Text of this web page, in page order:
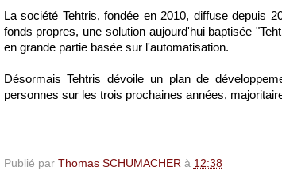
La société Tehtris, fondée en 2010, diffuse depuis
fonds propres, une solution aujourd'hui baptisée
en grande partie basée sur l'automatisation.
Désormais Tehtris dévoile un plan de
personnes sur les trois prochaines années,
Publié par Thomas SCHUMACHER à 12:38